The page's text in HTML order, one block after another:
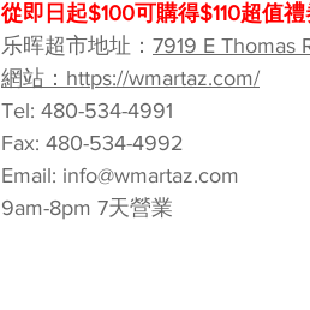
從即日起$100可購得$110超值禮
乐晖超‮地市‬址： 7919 E Thomas
網站：https://wmartaz.com/
Tel: 480-534-4991
Fax: 480-534-4992
Email: info@wmartaz.com
9am-8pm 7天營業